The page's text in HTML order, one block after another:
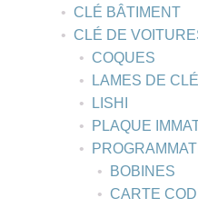
CLÉ BÂTIMENT
CLÉ DE
COQUES
LAMES DE
LISHI
PLAQUE
BOBINES
CARTE